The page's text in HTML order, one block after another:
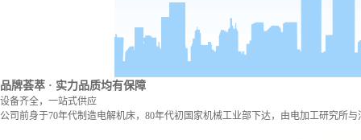
品牌荟萃 · 实力品质均有保障
设备齐全，一站式供应
公司前身于70年代制造电解机床，80年代初国家机械工业部下达，由电加工研究所